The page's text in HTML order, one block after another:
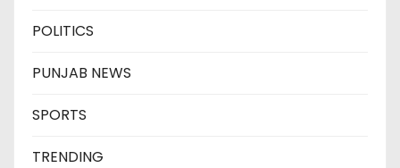
POLITICS
PUNJAB NEWS
SPORTS
TRENDING